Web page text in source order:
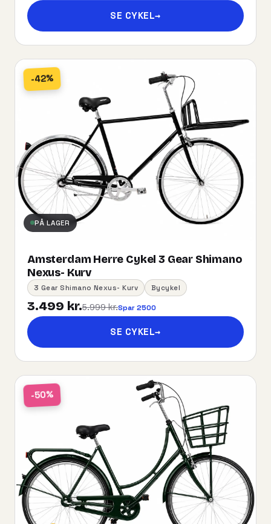
SE CYKEL→
-42%
PÅ LAGER
Amsterdam Herre Cykel 3 Gear Shimano
Nexus- Kurv
3 Gear Shimano Nexus- Kurv Bycykel
3.499 kr.5.999 kr.Spar 2500
SE CYKEL→
-50%